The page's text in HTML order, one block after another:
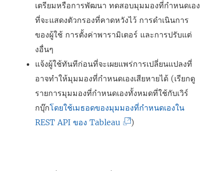
เตรียมหรือการพัฒนา ทดสอบมุมมองที่กำหนดเอง
ที่จะแสดงตัวกรองที่คาดหวังไว้ การดำเนินการ
ของผู้ใช้ การตั้งค่าพารามิเตอร์ และการปรับแต่
งอื่นๆ
แจ้งผู้ใช้ทันทีก่อนที่จะเผยแพร่การเปลี่ยนแปลงที่
อาจทำให้มุมมองที่กำหนดเองเสียหายได้ (เรียกดู
รายการมุมมองที่กำหนดเองทั้งหมดที่ใช้กับเวิร์
กบุ๊กโดยใช้เมธอดของมุมมองที่กำหนดเองใน
REST API ของ Tableau
)